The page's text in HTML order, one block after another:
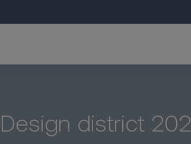
Design district